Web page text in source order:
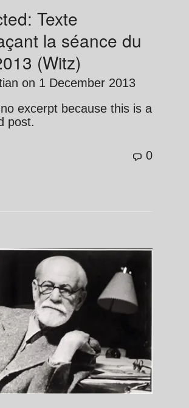
Texte
la séance du
(Witz)
on 1 December 2013
excerpt because this is a
post.
0